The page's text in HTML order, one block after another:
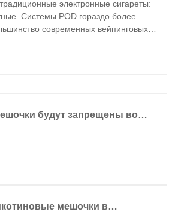
электронные сигареты:
Системы POD гораздо более
современных вейпинговых
из дома. Во-вторых, диза......
будут запрещены во
мешочки в